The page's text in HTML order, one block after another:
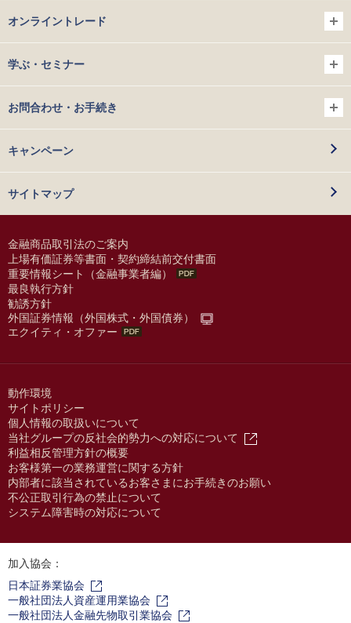
オンライントレード
学ぶ・セミナー
お問合わせ・お手続き
キャンペーン
サイトマップ
金融商品取引法のご案内
上場有価証券等書面・契約締結前交付書面
重要情報シート（金融事業者編）
最良執行方針
勧誘方針
外国証券情報（外国株式・外国債券）
エクイティ・オファー
動作環境
サイトポリシー
個人情報の取扱いについて
当社グループの反社会的勢力への対応について
利益相反管理方針の概要
お客様第一の業務運営に関する方針
内部者に該当されているお客さまにお手続きのお願い
不公正取引行為の禁止について
システム障害時の対応について
加入協会：
日本証券業協会
一般社団法人資産運用業協会
一般社団法人金融先物取引業協会